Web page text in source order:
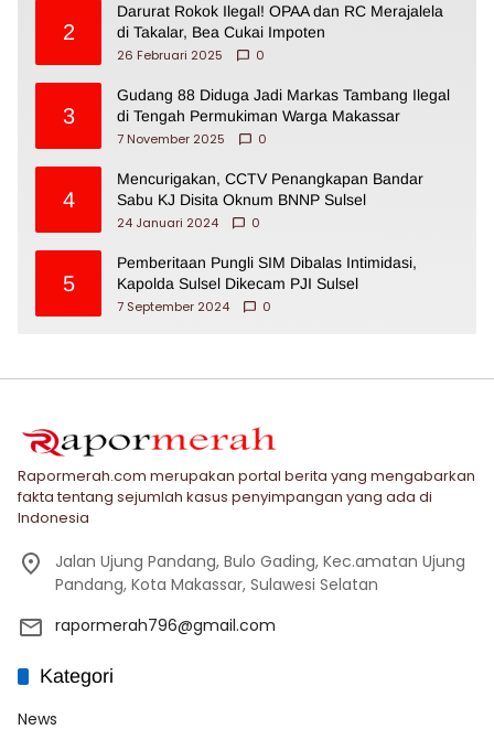
2
Darurat Rokok Ilegal! OPAA dan RC Merajalela
di Takalar, Bea Cukai Impoten
26 Februari 2025
0
3
Gudang 88 Diduga Jadi Markas Tambang Ilegal
di Tengah Permukiman Warga Makassar
7 November 2025
0
4
Mencurigakan, CCTV Penangkapan Bandar
Sabu KJ Disita Oknum BNNP Sulsel
24 Januari 2024
0
5
Pemberitaan Pungli SIM Dibalas Intimidasi,
Kapolda Sulsel Dikecam PJI Sulsel
7 September 2024
0
Rapormerah.com merupakan portal berita yang mengabarkan
fakta tentang sejumlah kasus penyimpangan yang ada di
Indonesia
Jalan Ujung Pandang, Bulo Gading, Kec.amatan Ujung
Pandang, Kota Makassar, Sulawesi Selatan
rapormerah796@gmail.com
Kategori
News